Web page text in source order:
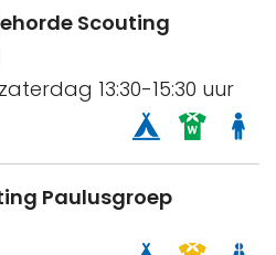
Scouting
13:30-15:30 uur
Paulusgroep